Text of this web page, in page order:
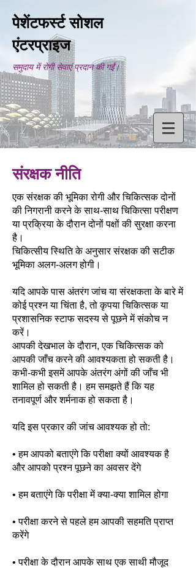
पेशेंटफर्स्ट सोशल
एंटरप्राइज
समुदाय में रोगी सेवाएं प्रदान की गईं।
संरक्षक नीति
एक संरक्षक की भूमिका रोगी और चिकित्सक दोनों
की निगरानी करने के साथ-साथ चिकित्सा परीक्षण
या प्रक्रिया के दौरान दोनों पक्षों की सुरक्षा करना
है।
चिकित्सीय स्थिति के अनुसार संरक्षक की सटीक
भूमिका अलग-अलग होगी।
यदि आपके पास अंतरंग जांच या संरक्षकता के बारे में
कोई प्रश्न या चिंता है, तो कृपया चिकित्सक या
प्रशासनिक स्टाफ सदस्य से पूछने में संकोच न
करें।
आपकी देखभाल के दौरान, एक चिकित्सक को
आपकी जाँच करने की आवश्यकता हो सकती है।
कभी-कभी इसमें आपके अंतरंग अंगों की जाँच भी
शामिल हो सकती है। हम समझते हैं कि यह
तनावपूर्ण और शर्मनाक हो सकता है।
यदि इस प्रकार की जांच आवश्यक हो तो:
• हम आपको बताएंगे कि परीक्षा क्यों आवश्यक है
और आपको प्रश्न पूछने का अवसर देंगे
• हम बताएंगे कि परीक्षा में क्या-क्या शामिल होगा
• परीक्षा करने से पहले हम आपकी सहमति प्राप्त
करेंगे
• परीक्षा के दौरान आपके साथ एक साथी मौजूद